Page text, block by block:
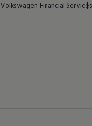
Volkswagen Financial Services